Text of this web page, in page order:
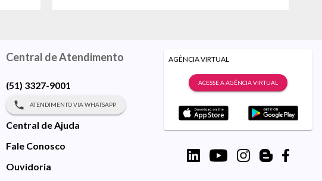
Central de Atendimento
(51) 3327-9001
ATENDIMENTO VIA WHATSAPP
Central de Ajuda
Fale Conosco
Ouvidoria
AGÊNCIA VIRTUAL
ACESSE A AGÊNCIA VIRTUAL